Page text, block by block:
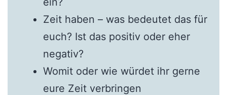
Zeit haben – was bedeutet das für
euch? Ist das positiv oder eher
negativ?
Womit oder wie würdet ihr gerne
eure Zeit verbringen